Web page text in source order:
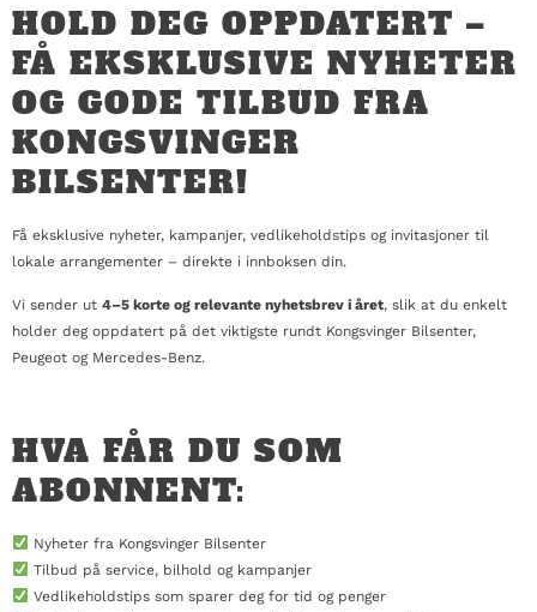
HOLD DEG OPPDATERT –
FÅ EKSKLUSIVE NYHETER
OG GODE TILBUD FRA
KONGSVINGER
BILSENTER!
Få eksklusive nyheter, kampanjer, vedlikeholdstips og invitasjoner til
lokale arrangementer – direkte i innboksen din.
Vi sender ut 4–5 korte og relevante nyhetsbrev i året, slik at du enkelt
holder deg oppdatert på det viktigste rundt Kongsvinger Bilsenter,
Peugeot og Mercedes-Benz.
HVA FÅR DU SOM
ABONNENT:
Nyheter fra Kongsvinger Bilsenter
Tilbud på service, bilhold og kampanjer
Vedlikeholdstips som sparer deg for tid og penger